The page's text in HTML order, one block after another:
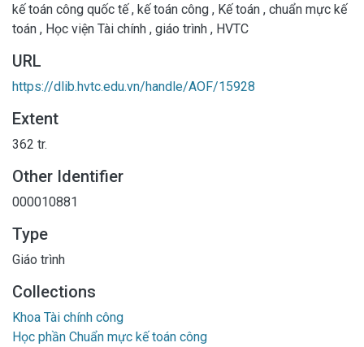
kế toán công quốc tế, kế toán công , Kế toán , chuẩn mực kế
toán , Học viện Tài chính , giáo trình , HVTC
URL
https://dlib.hvtc.edu.vn/handle/AOF/15928
Extent
362 tr.
Other Identifier
000010881
Type
Giáo trình
Collections
Khoa Tài chính công
Học phần Chuẩn mực kế toán công